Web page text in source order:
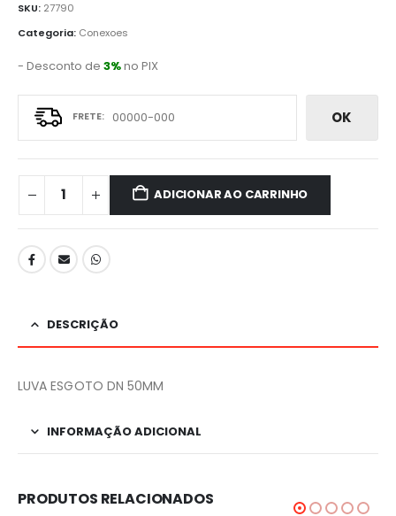
SKU: 27790
Categoria: Conexoes
- Desconto de 3%no PIX
OK
ADICIONAR AO CARRINHO
DESCRIÇÃO
LUVA ESGOTO DN 50MM
INFORMAÇÃO ADICIONAL
PRODUTOS RELACIONADOS